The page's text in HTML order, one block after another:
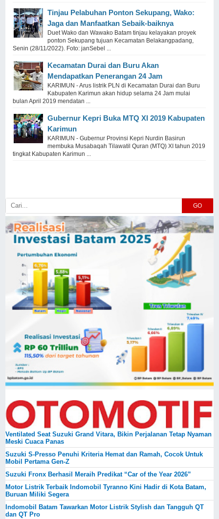
Tinjau Pelabuhan Ponton Sekupang, Wako:
Jaga dan Manfaatkan Sebaik-baiknya
Duet Wako dan Wawako Batam tinjau kelayakan proyek
ponton Sekupang tujuan Kecamatan Belakangpadang,
Senin (28/11/2022). Foto: janSebel ...
Kecamatan Durai dan Buru Akan
Mendapatkan Penerangan 24 Jam
KARIMUN - Arus listrik PLN di Kecamatan Durai dan Buru
Kabupaten Karimun akan hidup selama 24 Jam mulai
bulan April 2019 mendatan ...
Gubernur Kepri Buka MTQ XI 2019 Kabupaten
Karimun
KARIMUN - Gubernur Provinsi Kepri Nurdin Basirun
membuka Musabaqah Tilawatil Quran (MTQ) XI tahun 2019
tingkat Kabupaten Karimun ...
GO
Ventilated Seat Suzuki Grand Vitara, Bikin Perjalanan Tetap Nyaman
Meski Cuaca Panas
Suzuki S-Presso Penuhi Kriteria Hemat dan Ramah, Cocok Untuk
Mobil Pertama Gen-Z
Suzuki Fronx Berhasil Meraih Predikat “Car of the Year 2026”
Motor Listrik Terbaik Indomobil Tyranno Kini Hadir di Kota Batam,
Buruan Miliki Segera
Indomobil Batam Tawarkan Motor Listrik Stylish dan Tangguh QT
dan QT Pro